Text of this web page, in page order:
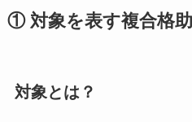
① 対象を表す複合格助
対象とは？